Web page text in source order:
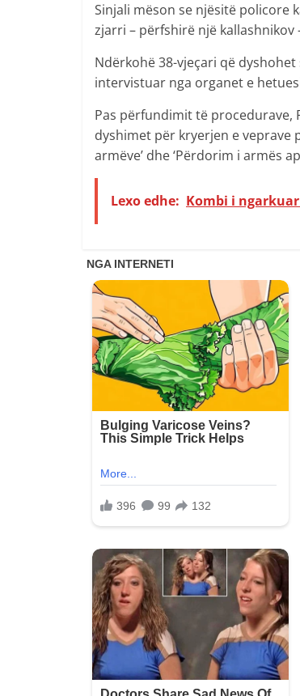
Sinjali mëson se njësitë policore
zjarri – përfshirë një kallashnikov
Ndërkohë 38-vjeçari që
intervistuar nga organet e
Pas përfundimit të
dyshimet për kryerjen e veprave
armëve’ dhe ‘Përdorim i armës
Lexo edhe: Kombi i